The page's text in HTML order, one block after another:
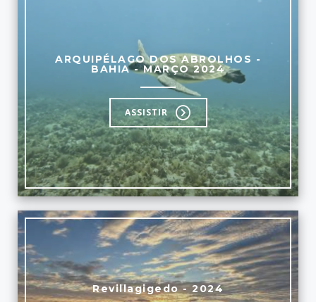
ARQUIPÉLAGO DOS ABROLHOS -
BAHIA - MARÇO 2024
ASSISTIR
Revillagigedo - 2024